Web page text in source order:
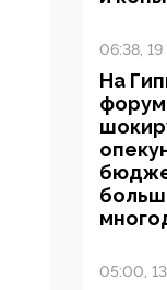
06:38,
На
05:00,